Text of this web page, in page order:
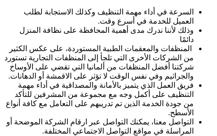
السرعة في أداء مهمة التنظيف وكذلك الاستجابة لطلب
العميل للخدمة في أسرع وقت.
وذلك لأننا ندرك مدى أهمية المحافظة على نظافة المنزل
دائمًا
المنظفات والمعقمات الطبية المستوردة، على عكس الكثير
من الشركات الأخرى التي تلجأ إلى المنظفات التجارية تستورد
شركتنا أفضل المنظفات من ألمانيا التي تقضي على الأوساخ
والجراثيم وفي نفس الوقت لا تؤثر على الاقمشة أو الدهانات.
فريق العمل الذي يتميز بالأمانة والمصداقية في أداء مهمة
التنظيف على أكمل وجه مع مجموعة من المشرفين للتأكد
من جودة الخدمة الذين تم تدريبهم على التعامل مع كافة أنواع
الأسطح.
التواصل معنا، يمكنك التواصل عبر ارقام الشركة الموضحة أو
المراسلة في مواقع التواصل الاجتماعي المختلفة.